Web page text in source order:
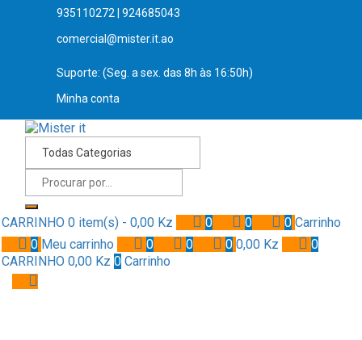
935110272 | 924685043
comercial@mister.it.ao
Suporte: (Seg. a sex. das 8h às 16:50h)
Minha conta
CARRINHO 0 item(s) - 0,00 Kz 0 0 0 Carrinho
0 Meu carrinho 0 0 0 0,00 Kz
0
CARRINHO 0,00 Kz 0 Carrinho